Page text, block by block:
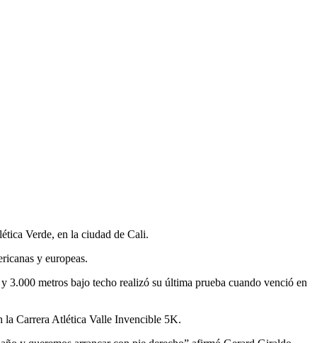
Verde, en la ciudad de Cali.
y europeas.
3.000 metros bajo techo realizó su última prueba cuando venció en
la Carrera Atlética Valle Invencible 5K.